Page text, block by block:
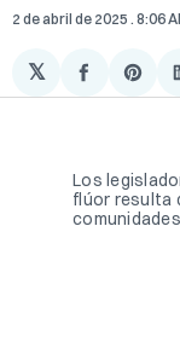
2 de abril de 2025 . 8:06
𝕏
en
on
Los
flúor resulta